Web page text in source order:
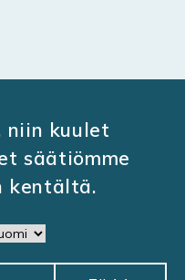
niin kuulet
säätiömme
kentältä.